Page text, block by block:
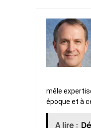
mêle
époque et à
A lire :